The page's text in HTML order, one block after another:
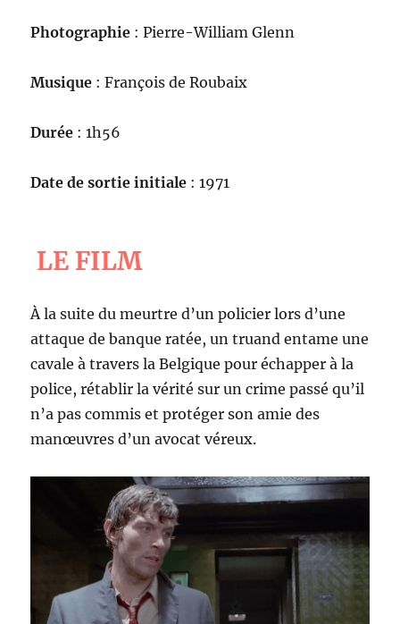
Photographie : Pierre-William Glenn
Musique : François de Roubaix
Durée : 1h56
Date de sortie initiale : 1971
LE FILM
À la suite du meurtre d’un policier lors d’une
attaque de banque ratée, un truand entame une
cavale à travers la Belgique pour échapper à la
police, rétablir la vérité sur un crime passé qu’il
n’a pas commis et protéger son amie des
manœuvres d’un avocat véreux.